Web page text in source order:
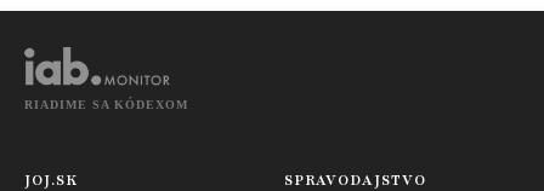
RIADIME SA KÓDEXOM
JOJ.SK SPRAVODAJSTVO